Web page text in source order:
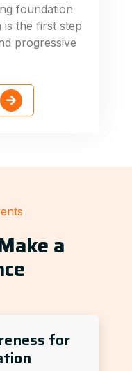
foundation
the first step
progressive
a
for